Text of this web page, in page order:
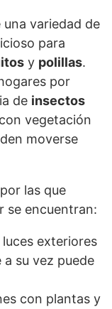
variedad de
para
y polillas.
por
de insectos
vegetación
moverse
las que
se encuentran:
luces exteriores
su vez puede
con plantas y